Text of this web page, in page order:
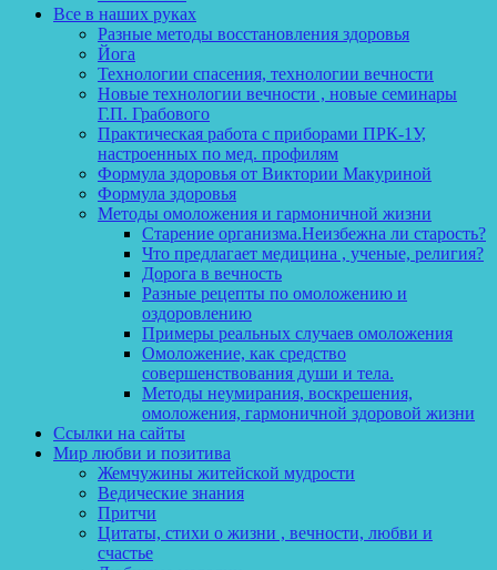
Все в наших руках
Разные методы восстановления здоровья
Йога
Технологии спасения, технологии вечности
Новые технологии вечности , новые семинары
Г.П. Грабового
Практическая работа с приборами ПРК-1У,
настроенных по мед. профилям
Формула здоровья от Виктории Макуриной
Формула здоровья
Методы омоложения и гармоничной жизни
Старение организма.Неизбежна ли старость?
Что предлагает медицина , ученые, религия?
Дорога в вечность
Разные рецепты по омоложению и
оздоровлению
Примеры реальных случаев омоложения
Омоложение, как средство
совершенствования души и тела.
Методы неумирания, воскрешения,
омоложения, гармоничной здоровой жизни
Ссылки на сайты
Мир любви и позитива
Жемчужины житейской мудрости
Ведические знания
Притчи
Цитаты, стихи о жизни , вечности, любви и
счастье